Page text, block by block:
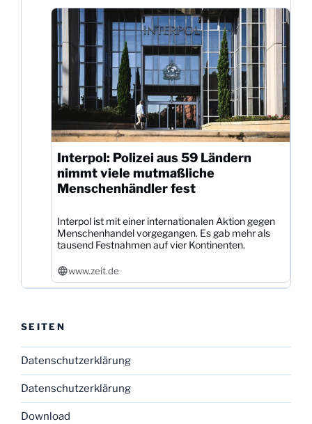
Interpol: Polizei aus 59 Ländern
nimmt viele mutmaßliche
Menschenhändler fest
Interpol ist mit einer internationalen Aktion gegen
Menschenhandel vorgegangen. Es gab mehr als
tausend Festnahmen auf vier Kontinenten.
www.zeit.de
SEITEN
Datenschutzerklärung
Datenschutzerklärung
Download